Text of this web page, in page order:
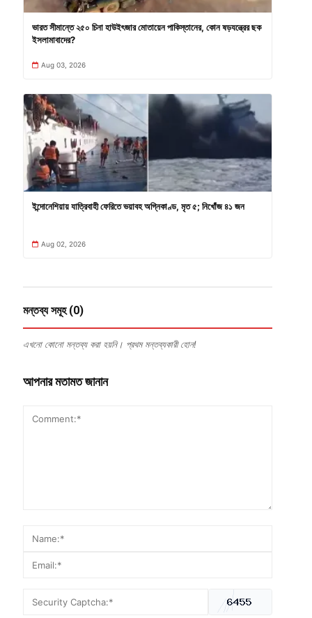
ভারত সীমান্তে ২৫০ চিনা হাউইৎজার মোতায়েন পাকিস্তানের, কোন ষড়যন্ত্রের ছক
ইসলামাবাদের?
Aug 03, 2026
ইন্দোনেশিয়ায় যাত্রিবাহী ফেরিতে ভয়াবহ অগ্নিকাণ্ড, মৃত ৫; নিখোঁজ ৪১ জন
Aug 02, 2026
মন্তব্য সমূহ (0)
এখনো কোনো মন্তব্য করা হয়নি। প্রথম মন্তব্যকারী হোন!
আপনার মতামত জানান